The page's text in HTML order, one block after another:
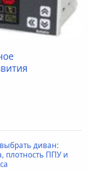
диван:
плотность ППУ и